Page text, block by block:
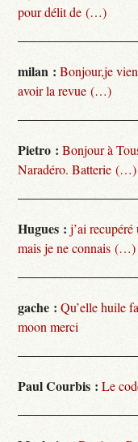
pour délit de (…)
milan : Bonjour,je
avoir la revue (…)
Pietro : Bonjour à
Naradéro. Batterie (…)
Hugues : j’ai
mais je ne connais (…)
gache : Qu’elle huile
moon merci
Paul Courbis : Le